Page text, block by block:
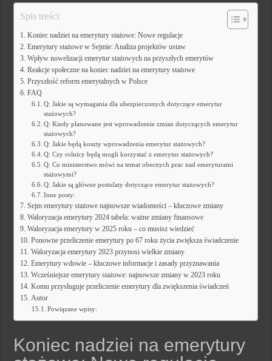
Spis treści:
Koniec nadziei na emerytury stażowe: Nowe regulacje
Emerytury stażowe w Sejmie: Analiza projektów ustaw
Wpływ nowelizacji emerytur stażowych na przyszłych emerytów
Reakcje społeczne na koniec nadziei na emerytury stażowe
Przyszłość reform emerytalnych w Polsce
FAQ
Q: Jakie są wymagania dla ubezpieczonych dotyczące emerytur
stażowych?
Q: Kiedy planowane jest wprowadzenie zmian dotyczących emerytur
stażowych?
Q: Jakie będą koszty wprowadzenia emerytur stażowych?
Q: Czy rolnicy będą mogli korzystać z emerytur stażowych?
Q: Co ministerstwo mówi na temat obecnych prac nad emeryturami
stażowymi?
Q: Jakie są główne postulaty dotyczące emerytur stażowych?
Inne posty:
Sejm emerytury stażowe najnowsze wiadomości – kluczowe zmiany
Waloryzacja emerytury 2024 tabela: ważne zmiany finansowe
Waloryzacja emerytury w 2025 roku – co musisz wiedzieć
Ponowne przeliczenie emerytury po 67 roku życia zwiększa świadczenie
Waloryzacja emerytury 2023 przynosi wielkie zmiany
Emerytury wdowie – kluczowe informacje i zasady przyznawania
Wcześniejsze emerytury stażowe: najnowsze zmiany w 2023 roku
Komu przysługuje przeliczenie emerytury dla zwiększenia świadczeń
Autor
Powiązane wpisy:
Koniec nadziei na emerytury